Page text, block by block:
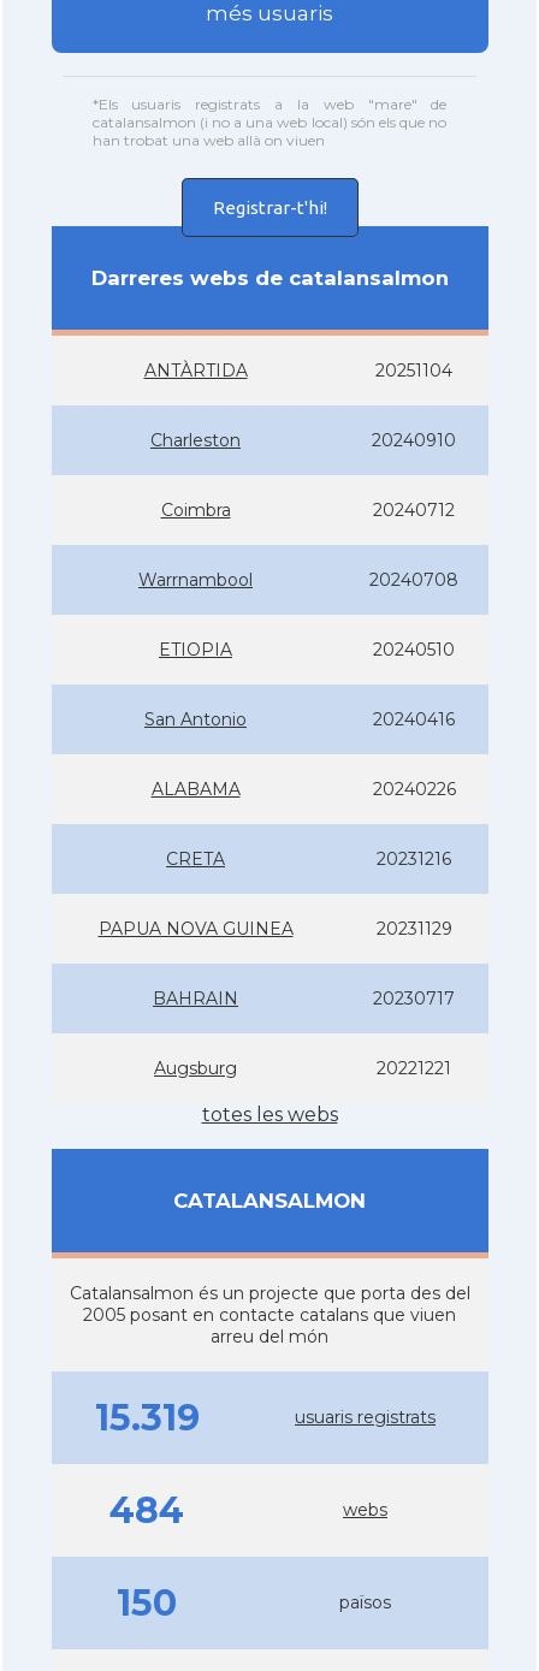
més usuaris
*Els usuaris registrats a la web "mare" de
catalansalmon (i no a una web local) són els que no
han trobat una web allà on viuen
Registrar-t'hi!
Darreres webs de catalansalmon
ANTÀRTIDA 20251104
Charleston 20240910
Coimbra 20240712
Warrnambool 20240708
ETIOPIA 20240510
San Antonio 20240416
ALABAMA 20240226
CRETA 20231216
PAPUA NOVA GUINEA 20231129
BAHRAIN 20230717
Augsburg 20221221
totes les webs
CATALANSALMON
Catalansalmon és un projecte que porta des del
2005 posant en contacte catalans que viuen
arreu del món
15.319 usuaris registrats
484 webs
150 països